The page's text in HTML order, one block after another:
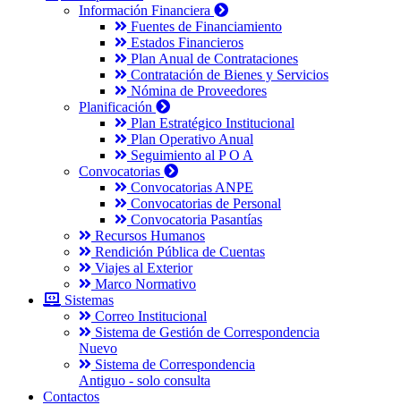
Información Financiera
Fuentes de Financiamiento
Estados Financieros
Plan Anual de Contrataciones
Contratación de Bienes y Servicios
Nómina de Proveedores
Planificación
Plan Estratégico Institucional
Plan Operativo Anual
Seguimiento al P O A
Convocatorias
Convocatorias ANPE
Convocatorias de Personal
Convocatoria Pasantías
Recursos Humanos
Rendición Pública de Cuentas
Viajes al Exterior
Marco Normativo
Sistemas
Correo Institucional
Sistema de Gestión de Correspondencia
Nuevo
Sistema de Correspondencia
Antiguo - solo consulta
Contactos